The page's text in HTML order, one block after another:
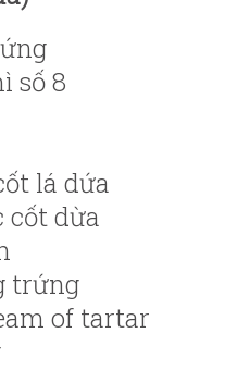
số 8
lá dứa
cốt dừa
trứng
of tartar